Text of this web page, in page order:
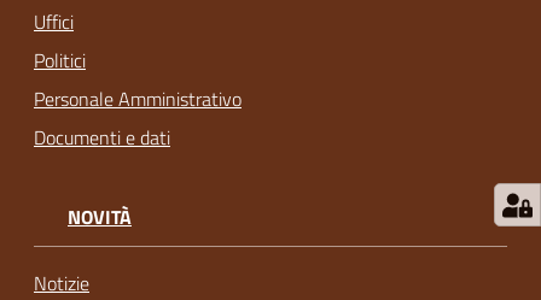
Uffici
Politici
Personale Amministrativo
Documenti e dati
NOVITÀ
Notizie